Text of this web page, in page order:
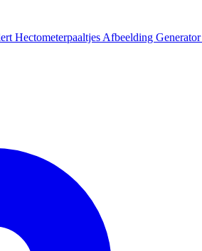
Hectometerpaaltjes Afbeelding Generator